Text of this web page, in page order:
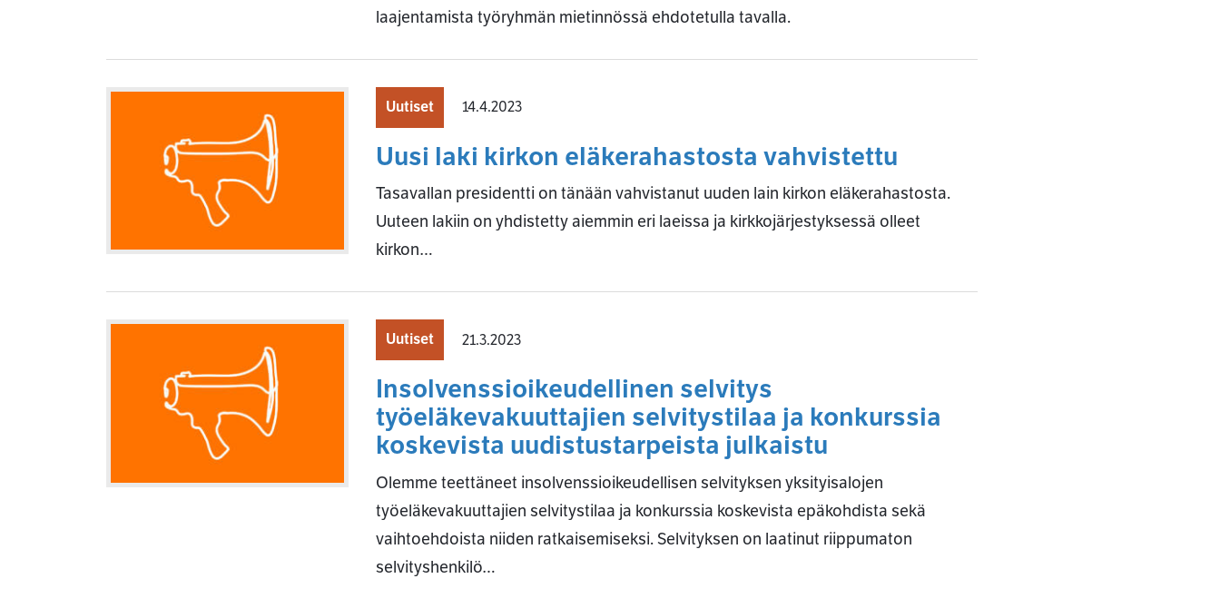
laajentamista työryhmän mietinnössä ehdotetulla tavalla.
Uutiset 14.4.2023
Uusi laki kirkon eläkerahastosta vahvistettu
Tasavallan presidentti on tänään vahvistanut uuden lain kirkon eläkerahastosta.
Uuteen lakiin on yhdistetty aiemmin eri laeissa ja kirkkojärjestyksessä olleet
kirkon…
Uutiset 21.3.2023
Insolvenssioikeudellinen selvitys
työeläkevakuuttajien selvitystilaa ja konkurssia
koskevista uudistustarpeista julkaistu
Olemme teettäneet insolvenssioikeudellisen selvityksen yksityisalojen
työeläkevakuuttajien selvitystilaa ja konkurssia koskevista epäkohdista sekä
vaihtoehdoista niiden ratkaisemiseksi. Selvityksen on laatinut riippumaton
selvityshenkilö…